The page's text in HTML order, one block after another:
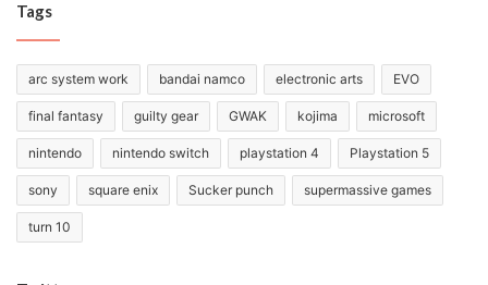
Tags
arc system work bandai namco electronic arts EVO
final fantasy guilty gear GWAK kojima microsoft
nintendo nintendo switch playstation 4 Playstation 5
sony square enix Sucker punch supermassive games
turn 10